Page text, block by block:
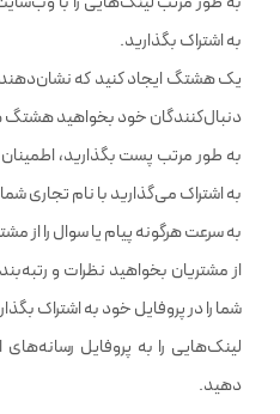
به اشتراک بگذارید.
یک هشتگ ایجاد کنید که
دنبال‌کنندگان خود بخواهید هشتگ
به طور مرتب پست بگذارید،
به اشتراک می‌گذارید با نام تجاری
به سرعت هرگونه پیام یا سوال را از
از مشتریان بخواهید نظرات و
شما را در پروفایل خود به اشتراک
لینک‌هایی را به پروفایل
دهید.